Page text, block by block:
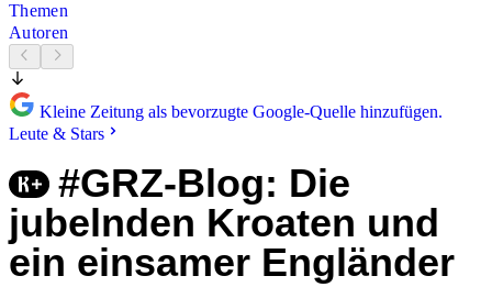
Themen
Autoren
Kleine Zeitung als bevorzugte Google-Quelle hinzufügen.
Leute & Stars
#GRZ-Blog: Die
jubelnden Kroaten und
ein einsamer Engländer